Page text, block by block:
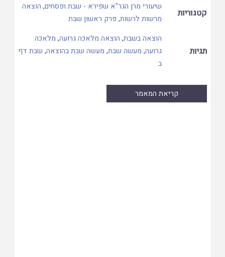
קטגוריות
שיעורי מרן הגר"א שפירא - שבת ופסחים, הוצאה
מרשות לרשות, פרק ראשון שבת
תגיות
הוצאה בשבת, הוצאה מלאכה גרועה, מלאכה
גרועה, מעשה שבת, מעשה שבת בהוצאה, שבת דף
ב
קריאת המאמר